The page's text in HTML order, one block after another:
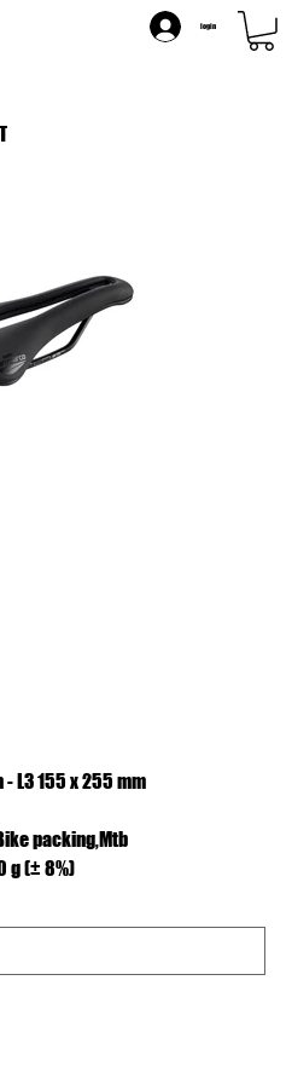
login
- L3 155 x 255 mm
packing,Mtb
g (± 8%)